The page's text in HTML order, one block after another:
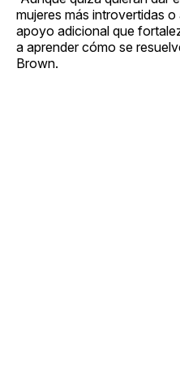
mujeres más introvertidas
apoyo adicional que
a aprender cómo se
Brown.